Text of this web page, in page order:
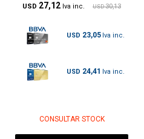
USD 27,12 USD 30,13
USD 23,05
USD 24,41
CONSULTAR STOCK